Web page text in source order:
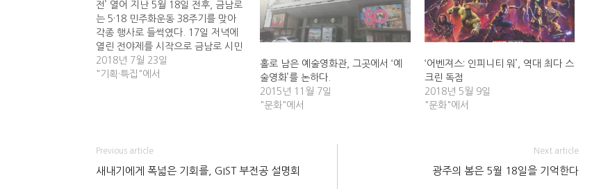
전’ 열어 지난 5월 18일 전후, 금남로
는 5·18 민주화운동 38주기를 맞아
각종 행사로 들썩였다. 17일 저녁에
열린 전야제를 시작으로 금남로 시민
공론화회의, 오월정신계승 전국대학
생 퍼레이드 등이 연일 이어졌다. 한
2018년 7월 23일
"기획·특집"에서
홀로 남은 예술영화관, 그곳에서 ‘예
술영화’를 논하다.
2015년 11월 7일
"문화"에서
‘어벤져스: 인피니티 워’, 역대 최다 스
크린 독점
2018년 5월 9일
"문화"에서
Previous article
새내기에게 폭넓은 기회를, GIST 부전공 설명회
Next article
광주의 봄은 5월 18일을 기억한다